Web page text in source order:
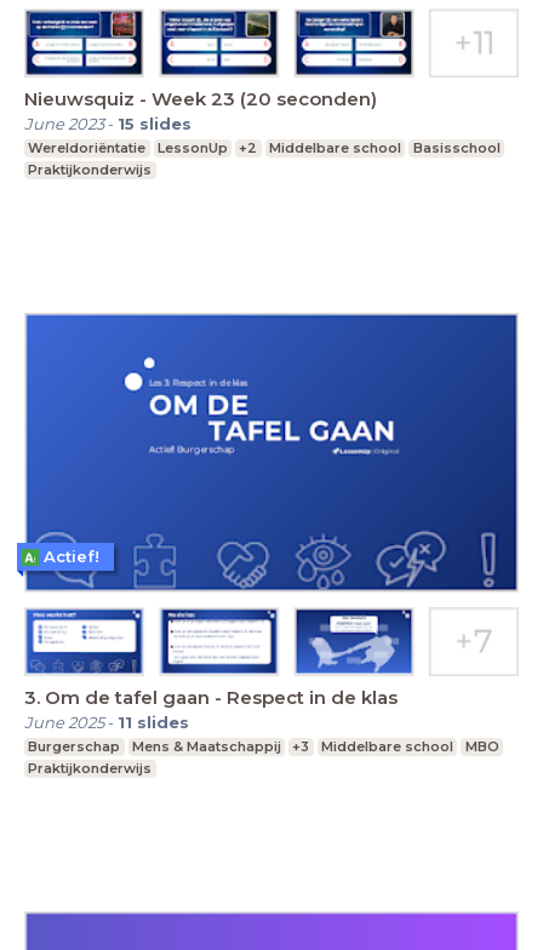
Nieuwsquiz - Week 23 (20 seconden)
June 2023- 15 slides
Wereldoriëntatie LessonUp +2 Middelbare school
Basisschool
Praktijkonderwijs
3. Om de tafel gaan - Respect in de klas
June 2025- 11 slides
Burgerschap Mens & Maatschappij +3 Middelbare school
MBO
Praktijkonderwijs
Actief!